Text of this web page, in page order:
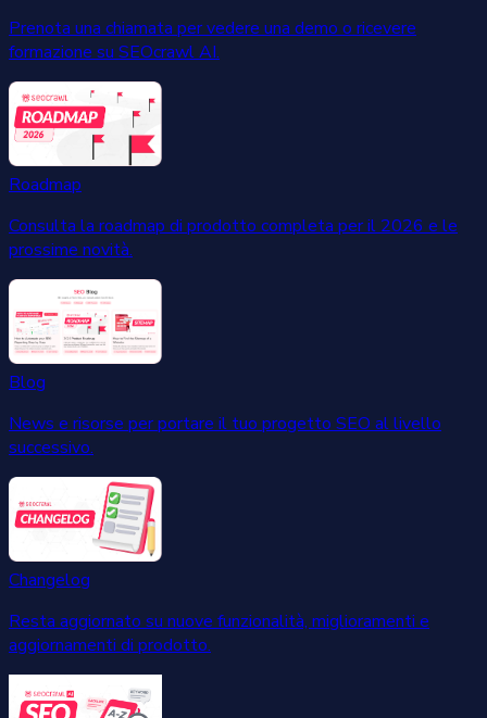
Prenota una chiamata per vedere una demo o ricevere
formazione su SEOcrawl AI.
Roadmap
Consulta la roadmap di prodotto completa per il 2026 e le
prossime novità.
Blog
News e risorse per portare il tuo progetto SEO al livello
successivo.
Changelog
Resta aggiornato su nuove funzionalità, miglioramenti e
aggiornamenti di prodotto.